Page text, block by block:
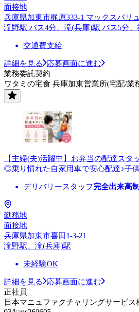
面接地
兵庫県加東市梶原333-1 マックスバリ
滝野駅 バス4分、滝(兵庫)駅 バス5分
交通費支給
詳細を見る
応募画面に進む
業務委託契約
ワタミの宅食 兵庫加東営業所(宅配/業
【主婦(夫)活躍中】お弁当の配達スタ
◎乗り慣れた自家用車で安心配達♪子
デリバリースタッフ完全出来高制
勤務地
面接地
兵庫県加東市喜田1-3-21
滝野駅、滝(兵庫)駅
未経験OK
詳細を見る
応募画面に進む
正社員
日本マニュファクチャリングサービス